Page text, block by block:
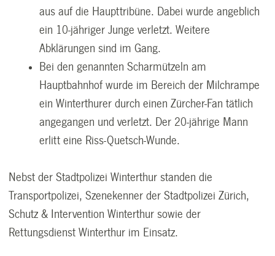
aus auf die Haupttribüne. Dabei wurde angeblich
ein 10-jähriger Junge verletzt. Weitere
Abklärungen sind im Gang.
Bei den genannten Scharmützeln am
Hauptbahnhof wurde im Bereich der Milchrampe
ein Winterthurer durch einen Zürcher-Fan tätlich
angegangen und verletzt. Der 20-jährige Mann
erlitt eine Riss-Quetsch-Wunde.
Nebst der Stadtpolizei Winterthur standen die
Transportpolizei, Szenekenner der Stadtpolizei Zürich,
Schutz & Intervention Winterthur sowie der
Rettungsdienst Winterthur im Einsatz.